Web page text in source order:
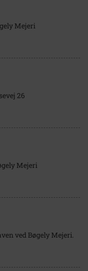
Mejeri
26
Mejeri
ved Bøgely Mejeri.